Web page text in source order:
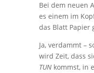
Bei dem neuen
es einem im
das Blatt Papier
Ja, verdammt –
wird Zeit, dass
TUNkommst, in